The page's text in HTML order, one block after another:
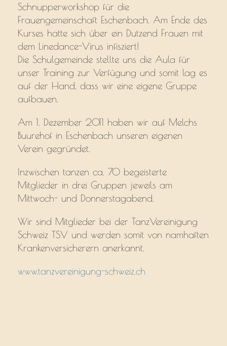
Schnupperworkshop für die
Frauengemeinschaft Eschenbach. Am Ende des
Kurses hatte sich über ein Dutzend Frauen mit
dem Linedance-Virus infisziert!
Die Schulgemeinde stellte uns die Aula für
unser Training zur Verfügung und somit lag es
auf der Hand, dass wir eine eigene Gruppe
aufbauen.
Am 1. Dezember 2011 haben wir auf Melchs
Buurehof in Eschenbach unseren eigenen
Verein gegründet.
Inzwischen tanzen ca. 70 begeisterte
Mitglieder in drei Gruppen jeweils am
Mittwoch- und Donnerstagabend.
Wir sind Mitglieder bei der TanzVereinigung
Schweiz TSV und werden somit von namhaften
Krankenversicherern anerkannt.
www.tanzvereinigung-schweiz.ch